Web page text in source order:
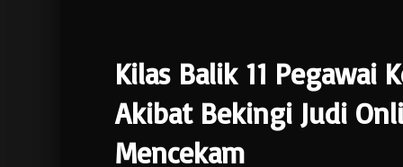
Kilas Balik 11 Pegawai
Akibat Bekingi Judi
Mencekam